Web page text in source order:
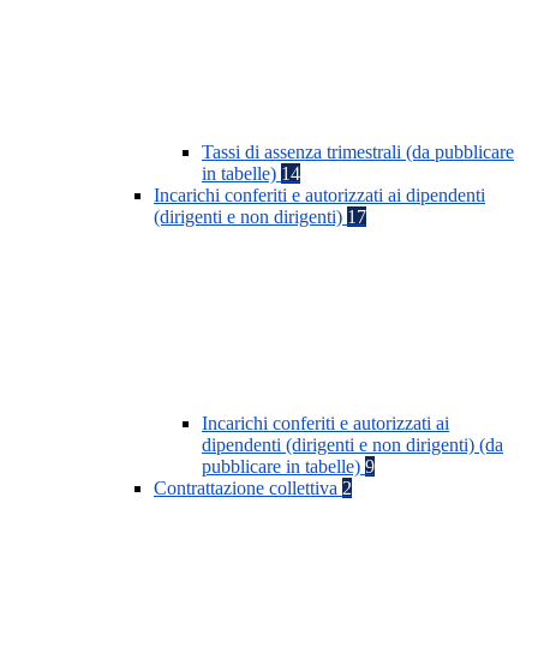
Tassi di assenza trimestrali (da pubblicare
in tabelle) 14
Incarichi conferiti e autorizzati ai dipendenti
(dirigenti e non dirigenti) 17
Incarichi conferiti e autorizzati ai
dipendenti (dirigenti e non dirigenti) (da
pubblicare in tabelle) 9
Contrattazione collettiva 2